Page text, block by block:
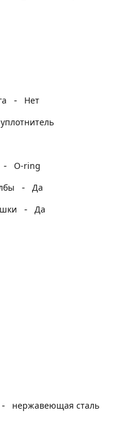
-
Нет
уплотнитель
-
O-ring
- Да
- Да
- нержавеющая сталь